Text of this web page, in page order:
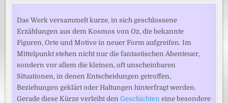
Das Werk versammelt kurze, in sich geschlossene
Erzählungen aus dem Kosmos von Oz, die bekannte
Figuren, Orte und Motive in neuer Form aufgreifen. Im
Mittelpunkt stehen nicht nur die fantastischen Abenteuer,
sondern vor allem die kleinen, oft unscheinbaren
Situationen, in denen Entscheidungen getroffen,
Beziehungen geklärt oder Haltungen hinterfragt werden.
Gerade diese Kürze verleiht denGeschichten eine besondere